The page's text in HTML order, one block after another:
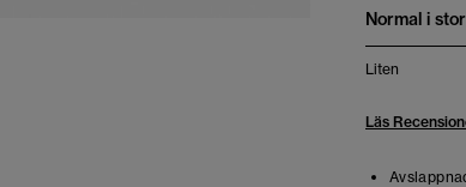
Normal i
Liten
Läs